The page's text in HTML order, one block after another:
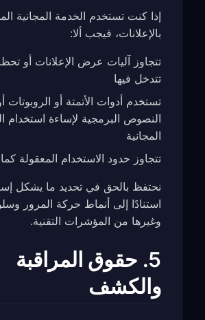
إذا كنت تستخدم الخدمة المجانية
بالإعلانات، فيجب ألا:
تتجاوز آليات عرض الإعلانات أو
تتدخل فيها
تستخدم أدوات الأتمتة أو الروبوتات
النصوص البرمجية لإساءة استخدام
المجانية
تتجاوز حدود الاستخدام المعقولة
نحتفظ بالحق في تحديد ما يشكل
استنادًا إلى أنماط حركة المرور
وغيرها من المؤشرات التقنية.
5. حقوق المراقبة
والكشف